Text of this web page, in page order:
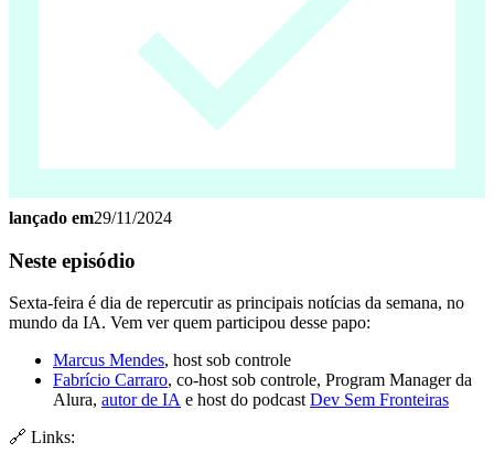
lançado em29/11/2024
Neste episódio
Sexta-feira é dia de repercutir as principais notícias da semana, no
mundo da IA. Vem ver quem participou desse papo:
Marcus Mendes, host sob controle
Fabrício Carraro, co-host sob controle, Program Manager da
Alura, autor de IA e host do podcast Dev Sem Fronteiras
🔗 Links: